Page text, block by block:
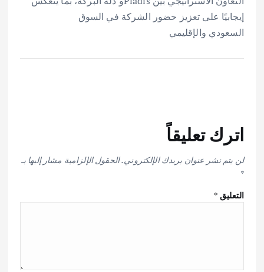
إيجابيًا على تعزيز حضور الشركة في السوق
السعودي والإقليمي
اترك تعليقاً
لن يتم نشر عنوان بريدك الإلكتروني.الحقول الإلزامية مشار إليها بـ
*
التعليق*